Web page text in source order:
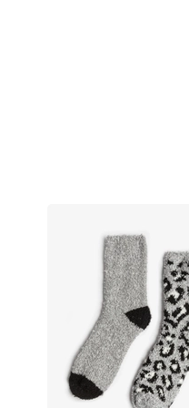
Soğuk zeminlerde bile sıcak
Kış gecelerinde ek bir
Sıcaklık uzun süre korunur.
Evde Şıklık ve Rahatlık Bir
Ev çorapları genelde konfor
Neden Bolero 2'li Home Socks
Çiftli Paket Avantajı– Hem